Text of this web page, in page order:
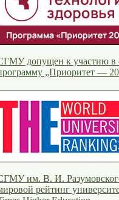
допущен к участию в
„Приоритет —
им. В. И.
рейтинг